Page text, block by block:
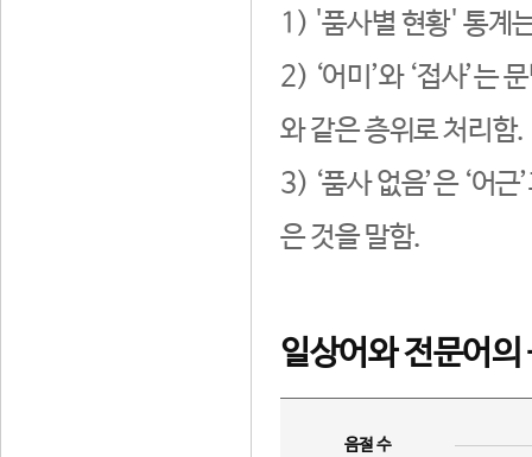
1) '품사별 현황' 통계
2) ‘어미’와 ‘접사’는
와 같은 층위로 처리함.
3) ‘품사 없음’은 ‘어
은 것을 말함.
일상어와 전문어의
음절 수